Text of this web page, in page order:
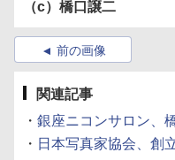
（c）橋口譲二
前の画像
関連記事
・ 銀座ニコンサロン、
・ 日本写真家協会、創